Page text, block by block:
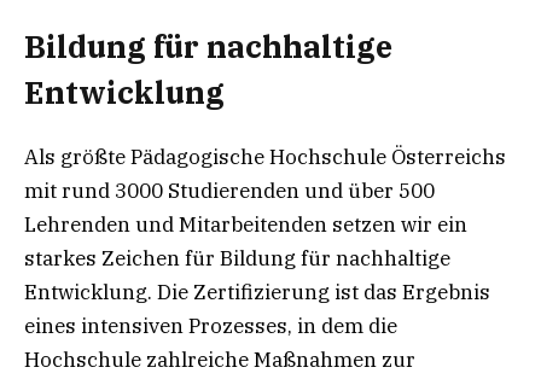
Bildung für nachhaltige
Entwicklung
Als größte Pädagogische Hochschule Österreichs
mit rund 3000 Studierenden und über 500
Lehrenden und Mitarbeitenden setzen wir ein
starkes Zeichen für Bildung für nachhaltige
Entwicklung. Die Zertifizierung ist das Ergebnis
eines intensiven Prozesses, in dem die
Hochschule zahlreiche Maßnahmen zur